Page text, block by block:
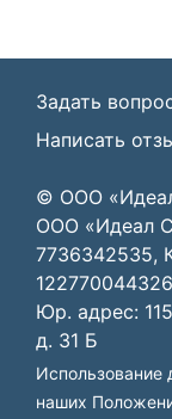
Задать
Написать
© ООО
ООО «Идеал
7736342535,
Юр. адрес:
д. 31 Б
Использование
наших